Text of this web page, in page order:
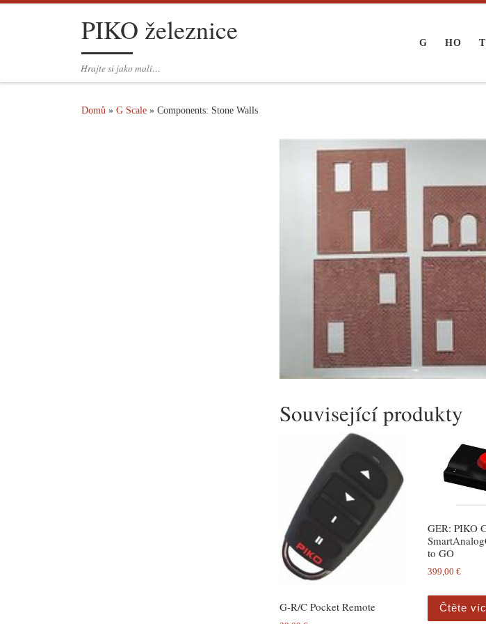
PIKO železnice
Hrajte si jako malí…
G HO
Domů » G Scale » Components: Stone Walls
Související produkty
G-R/C Pocket Remote
GER: PIKO
to GO
399,00€
Čtěte